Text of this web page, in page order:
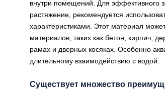
внутри помещений. Для эффективного
растяжение, рекомендуется
характеристиками. Этот материал
материалов, таких как бетон, кирпич,
рамах и дверных косяках. Особенно
длительному взаимодействию с водой.
Существует множество